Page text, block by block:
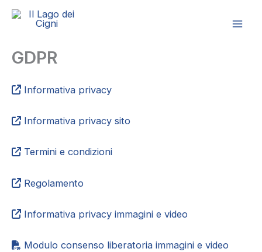
Vai
GDPR
Informativa privacy
Informativa privacy sito
Termini e condizioni
Regolamento
Informativa privacy immagini e video
Modulo consenso liberatoria immagini e video